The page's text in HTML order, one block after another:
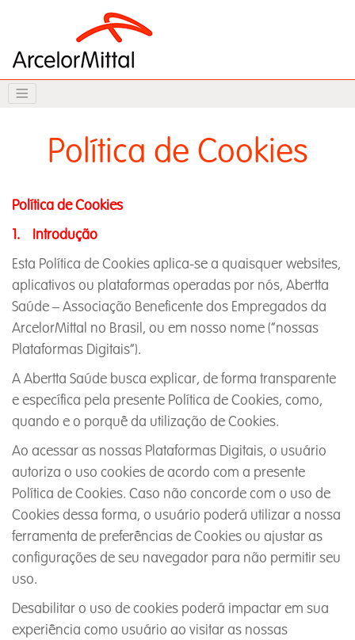
Política de Cookies
Política de Cookies
1. Introdução
Esta Política de Cookies aplica-se a quaisquer websites,
aplicativos ou plataformas operadas por nós, Abertta
Saúde – Associação Beneficente dos Empregados da
ArcelorMittal no Brasil, ou em nosso nome (“nossas
Plataformas Digitais”).
A Abertta Saúde busca explicar, de forma transparente
e específica pela presente Política de Cookies, como,
quando e o porquê da utilização de Cookies.
Ao acessar as nossas Plataformas Digitais, o usuário
autoriza o uso cookies de acordo com a presente
Política de Cookies. Caso não concorde com o uso de
Cookies dessa forma, o usuário poderá utilizar a nossa
ferramenta de preferências de Cookies ou ajustar as
configurações de seu navegador para não permitir seu
uso.
Desabilitar o uso de cookies poderá impactar em sua
experiência como usuário ao visitar as nossas